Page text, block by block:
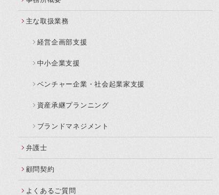
主な取扱業務
経営企画部支援
中小企業支援
ベンチャー企業・社会起業家支援
資産承継プランニング
ブランドマネジメント
弁護士
顧問契約
よくあるご質問